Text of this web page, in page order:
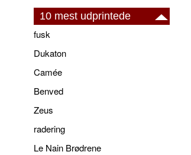
10 mest udprintede
fusk
Dukaton
Camée
Benved
Zeus
radering
Le Nain Brødrene